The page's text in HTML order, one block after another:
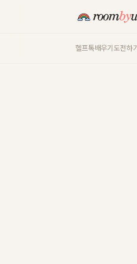
헬프톡배우기도전하기